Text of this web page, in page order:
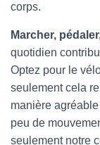
corps.
Marcher,
quotidien
Optez pour le
seulement cela
manière
peu de
seulement notre